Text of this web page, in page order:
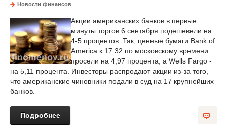
Новости финансов
Акции американских банков в первые
минуты торгов 6 сентября подешевели на
4-5 процентов. Так, ценные бумаги Bank of
America к 17:32 по московскому времени
просели на 4,97 процента, а Wells Fargo -
на 5,11 процента. Инвесторы распродают акции из-за того,
что американские чиновники подали в суд на 17 крупнейших
банков.
Подробнее